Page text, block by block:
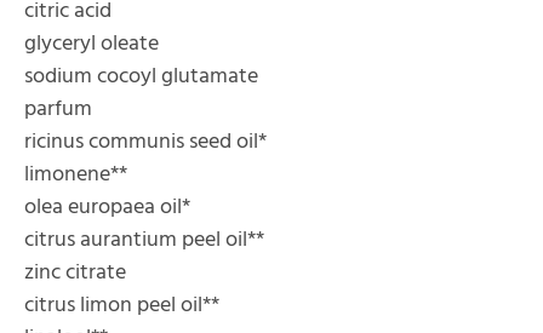
citric acid
glyceryl oleate
sodium cocoyl glutamate
parfum
ricinus communis seed oil*
limonene**
olea europaea oil*
citrus aurantium peel oil**
zinc citrate
citrus limon peel oil**